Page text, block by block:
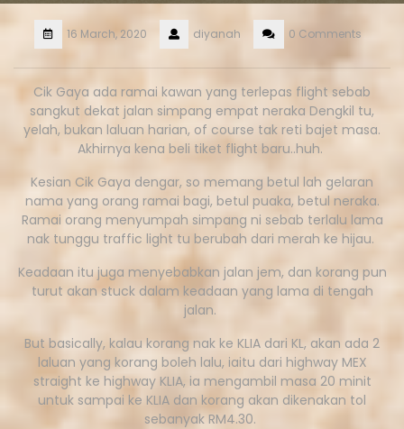
16 March, 2020 diyanah 0 Comments
Cik Gaya ada ramai kawan yang terlepas flight sebab
sangkut dekat jalan simpang empat neraka Dengkil tu,
yelah, bukan laluan harian, of course tak reti bajet masa.
Akhirnya kena beli tiket flight baru..huh.
Kesian Cik Gaya dengar, so memang betul lah gelaran
nama yang orang ramai bagi, betul puaka, betul neraka.
Ramai orang menyumpah simpang ni sebab terlalu lama
nak tunggu traffic light tu berubah dari merah ke hijau.
Keadaan itu juga menyebabkan jalan jem, dan korang pun
turut akan stuck dalam keadaan yang lama di tengah
jalan.
But basically, kalau korang nak ke KLIA dari KL, akan ada 2
laluan yang korang boleh lalu, iaitu dari highway MEX
straight ke highway KLIA, ia mengambil masa 20 minit
untuk sampai ke KLIA dan korang akan dikenakan tol
sebanyak RM4.30.